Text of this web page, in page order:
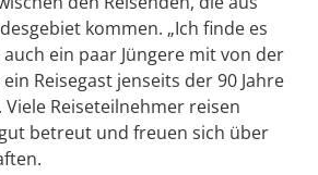
kommen. „Ich finde es
ein paar Jüngere mit von der
Reisegast jenseits der 90 Jahre
Reiseteilnehmer reisen
betreut und freuen sich über